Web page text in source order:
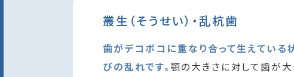
叢生（そうせい）・乱杭歯
歯がデコボコに重なり合って生えている
びの乱れです。 顎の大きさに対して歯が